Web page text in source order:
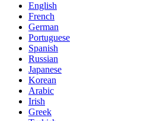
English
French
German
Portuguese
Spanish
Russian
Japanese
Korean
Arabic
Irish
Greek